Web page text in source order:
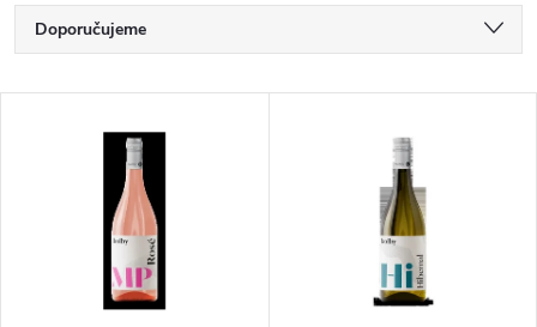
Ř
a
Doporučujeme
Nejprodávanější